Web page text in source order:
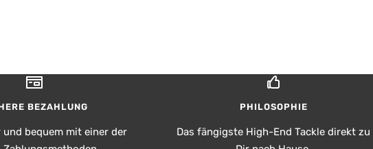
BEZAHLUNG
und bequem mit einer der
PHILOSOPHIE
Das fängigste High-End Tackle direkt zu